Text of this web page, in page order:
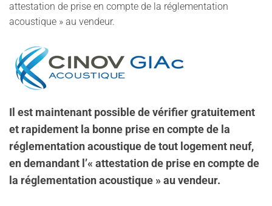
attestation de prise en compte de la réglementation
acoustique » au vendeur.
Il est maintenant possible de vérifier gratuitement
et rapidement la bonne prise en compte de la
réglementation acoustique de tout logement neuf,
en demandant l’« attestation de prise en compte de
la réglementation acoustique » au vendeur.